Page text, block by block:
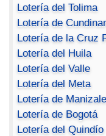
Lotería del Tolima
Lotería de
Lotería de la Cruz
Lotería del Huila
Lotería del Valle
Lotería del Meta
Lotería de
Lotería de Bogotá
Lotería del Quindío